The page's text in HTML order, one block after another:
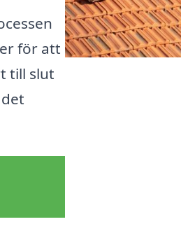
för att
till slut